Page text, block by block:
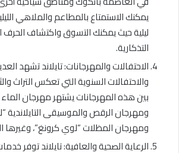
يمكنك الاستمتاع بالمطاعم والملاهي
ليلية حيث يمكنك التسوق واكتشاف الحرف
التذكارية.
الاحتفالات والمهرجانات: تايلاند تشهد
والاحتفالات السنوية التي تعكس التراث
بين هذه المهرجانات يشتهر مهرجان
ومهرجان الرقص والموسيقى التايلاندية
ومهرجان المظلات “لوي كرونغ”، وغيرها
الرعاية الصحية والعافية: تايلاند توفر